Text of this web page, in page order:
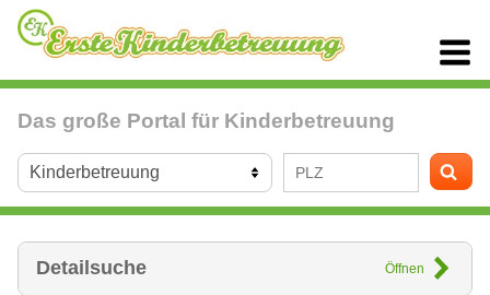
Das große Portal für Kinderbetreuung
Detailsuche Öffnen